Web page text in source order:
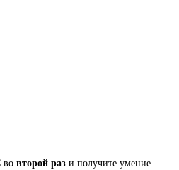
во второй рази получите умение.